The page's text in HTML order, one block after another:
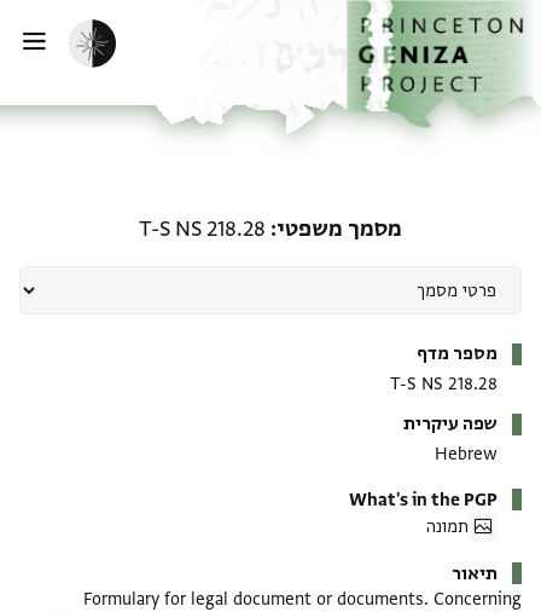
לתוכןהבית
הפעלת מצב כהה
מסמך משפטי T-S NS 218.28
מספר מדף
T-S NS 218.28
שפה עיקרית
Hebrew
What's in the PGP
תמונה
תיאור
Formulary for legal document or documents. Concerning